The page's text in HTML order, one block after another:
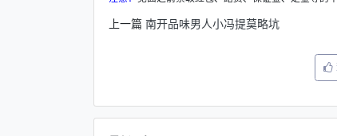
上一篇 南开品味男人小冯提莫略坑